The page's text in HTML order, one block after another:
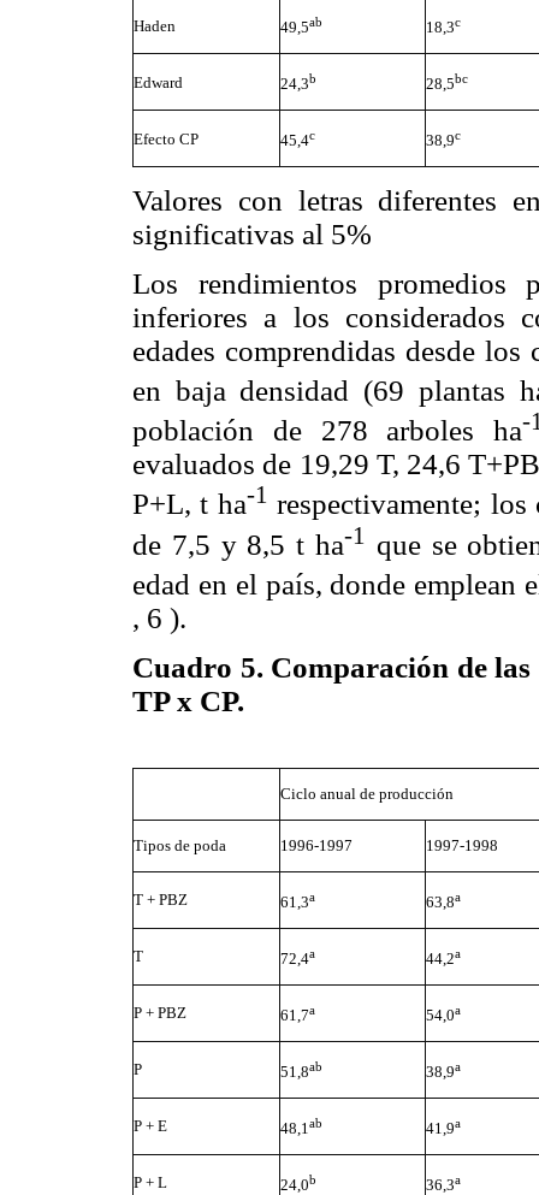
Haden 49,5ab 18,3c
Edward 24,3b 28,5bc
Efecto CP 45,4c 38,9c
Valores con letras diferentes
significativas al 5%
Los rendimientos
inferiores a los considerados
edades comprendidas desde
en baja densidad (69 plantas
población de 278 arboles ha-
evaluados de 19,29 T, 24,6
P+L, t ha-1 respectivamente;
de 7,5 y 8,5 t ha-1
que se
edad en el país, donde emplean
, 6 ).
Cuadro 5. Comparación de
TP x CP.
Ciclo anual de producción
Tipos de poda 1996-1997 1997-1998
T + PBZ 61,3a 63,8a
T 72,4a 44,2a
P + PBZ 61,7a 54,0a
P 51,8ab 38,9a
P + E 48,1 ab 41,9a
P + L 24,0b 36,3a